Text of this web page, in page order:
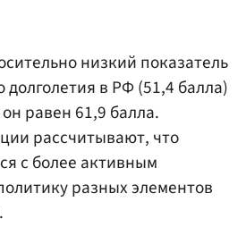
низкий показатель
долголетия в РФ (51,4 балла)
равен 61,9 балла.
рассчитывают, что
с более активным
разных элементов